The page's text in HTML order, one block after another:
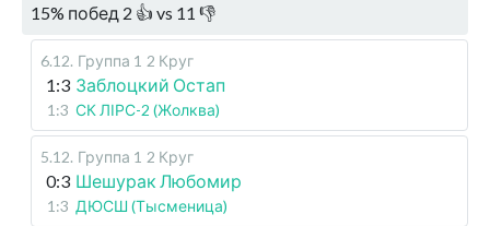
15% побед 2 👍 vs 11 👎
6.12. Группа 1 2 Круг
1:3 Заблоцкий Остап
1:3 СК ЛІРС-2 (Жолква)
5.12. Группа 1 2 Круг
0:3 Шешурак Любомир
1:3 ДЮСШ (Тысменица)